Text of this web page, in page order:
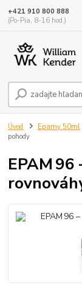
+421 910 800 888
(Po-Pia, 8-16 hod.)
Úvod Epamy 50ml
pohody
EPAM